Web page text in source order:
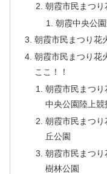
朝霞市民まつ
朝霞中央公
朝霞市民まつり花
朝霞市民まつり花
ここ！！
朝霞市民まつ
中央公園陸上競
朝霞市民まつ
丘公園
朝霞市民まつ
樹林公園